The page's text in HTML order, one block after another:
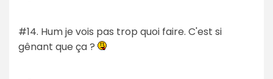
#14. Hum je vois pas trop quoi faire. C'est si
gênant que ça ?